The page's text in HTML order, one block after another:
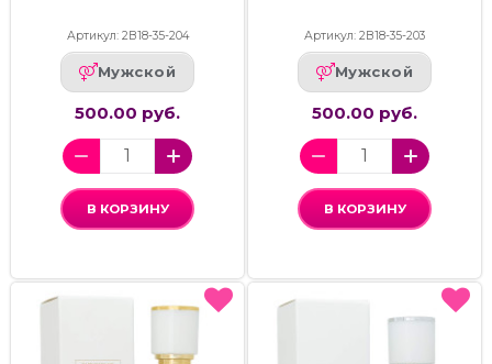
Артикул: 2В18-35-204
Мужской
500.00 руб.
В КОРЗИНУ
Артикул: 2В18-35-203
Мужской
500.00 руб.
В КОРЗИНУ